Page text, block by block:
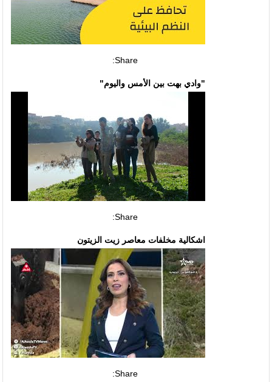
Share:
"وادي بهت بين الأمس واليوم"
Share:
اشكالية مخلفات معاصر زيت الزيتون
Share: